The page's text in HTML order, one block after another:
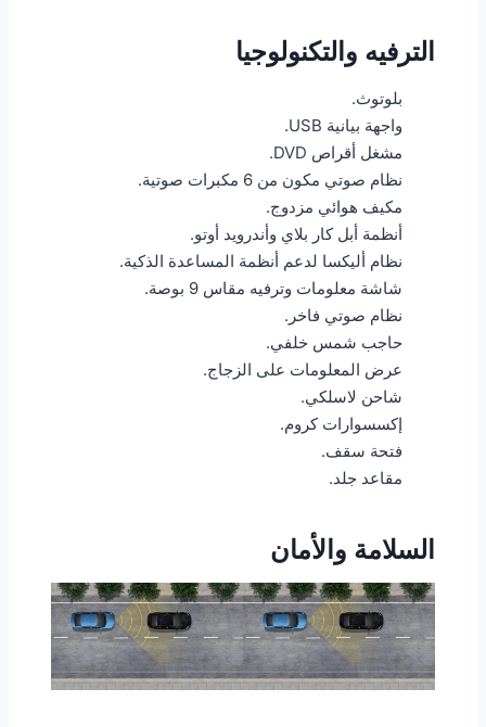
الترفيه والتكنولوجيا
بلوتوث.
واجهة بيانية USB.
مشغل أقراص DVD.
نظام صوتي مكون من 6 مكبرات صوتية.
مكيف هوائي مزدوج.
أنظمة أبل كار بلاي وأندرويد أوتو.
نظام أليكسا لدعم أنظمة المساعدة الذكية.
شاشة معلومات وترفيه مقاس 9 بوصة.
نظام صوتي فاخر.
حاجب شمس خلفي.
عرض المعلومات على الزجاج.
شاحن لاسلكي.
إكسسوارات كروم.
فتحة سقف.
مقاعد جلد.
السلامة والأمان